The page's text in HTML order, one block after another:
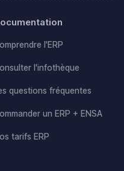
l'ERP
l'infothèque
questions fréquentes
un ERP + ENSA
tarifs ERP